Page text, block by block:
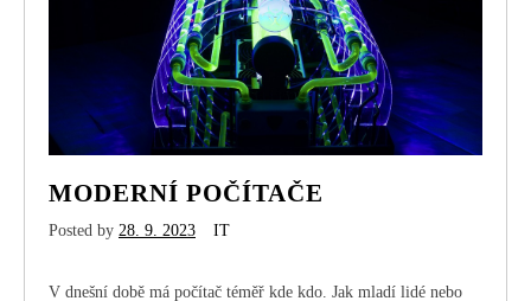
MODERNÍ POČÍTAČE
Posted by 28. 9. 2023 IT
V dnešní době má počítač téměř kde kdo. Jak mladí lidé nebo